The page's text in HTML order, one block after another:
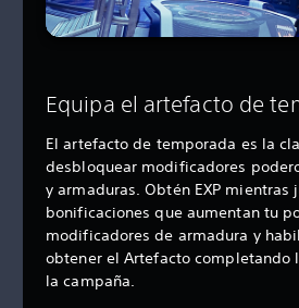
Equipa el artefacto de
El artefacto de temporada es la
desbloquear modificadores
y armaduras. Obtén EXP mientras
bonificaciones que aumentan tu
modificadores de armadura y
obtener el Artefacto completando
la campaña.